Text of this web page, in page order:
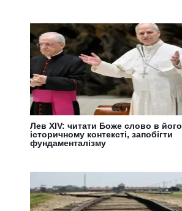
Лев XIV: читати Боже слово в його
історичному контексті, запобігти
фундаменталізму